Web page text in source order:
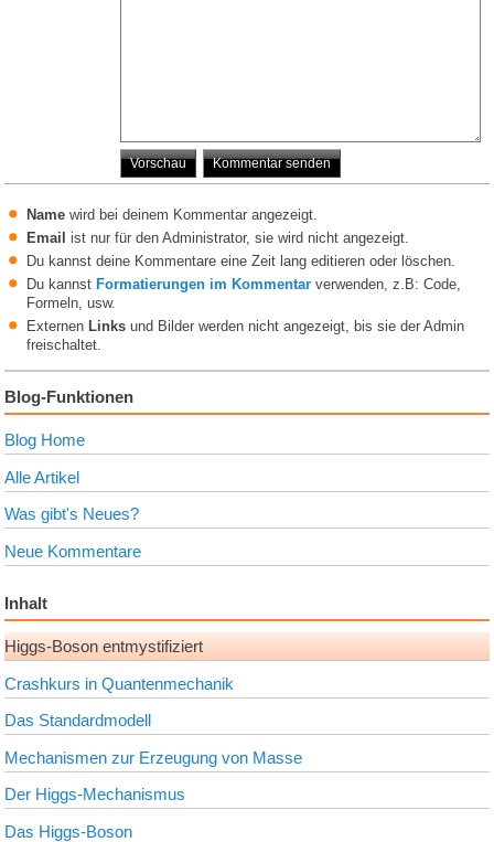
Name wird bei deinem Kommentar angezeigt.
Email ist nur für den Administrator, sie wird nicht angezeigt.
Du kannst deine Kommentare eine Zeit lang editieren oder löschen.
Du kannst Formatierungen im Kommentar verwenden, z.B: Code,
Formeln, usw.
Externen Links und Bilder werden nicht angezeigt, bis sie der Admin
freischaltet.
Blog-Funktionen
Blog Home
Alle Artikel
Was gibt's Neues?
Neue Kommentare
Inhalt
Higgs-Boson entmystifiziert
Crashkurs in Quantenmechanik
Das Standardmodell
Mechanismen zur Erzeugung von Masse
Der Higgs-Mechanismus
Das Higgs-Boson